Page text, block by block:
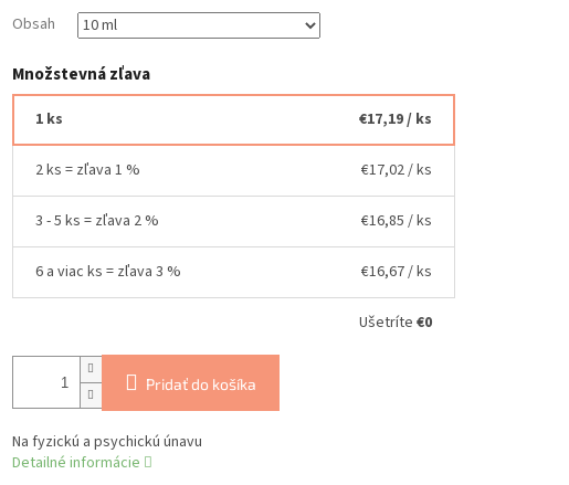
Obsah
Množstevná zľava
1 ks €17,19/ ks
2 ks = zľava 1 % €17,02/ ks
3 - 5 ks = zľava 2 % €16,85 / ks
6 a viac ks = zľava 3 % €16,67/ ks
Ušetríte €0
Pridať do košíka
Na fyzickú a psychickú únavu
Detailné informácie